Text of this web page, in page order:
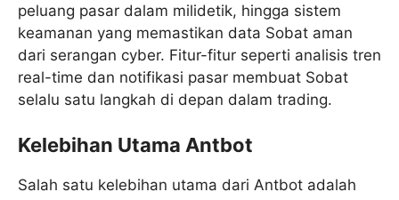
peluang pasar dalam milidetik, hingga sistem
keamanan yang memastikan data Sobat aman
dari serangan cyber. Fitur-fitur seperti analisis tren
real-time dan notifikasi pasar membuat Sobat
selalu satu langkah di depan dalam trading.
Kelebihan Utama Antbot
Salah satu kelebihan utama dari Antbot adalah